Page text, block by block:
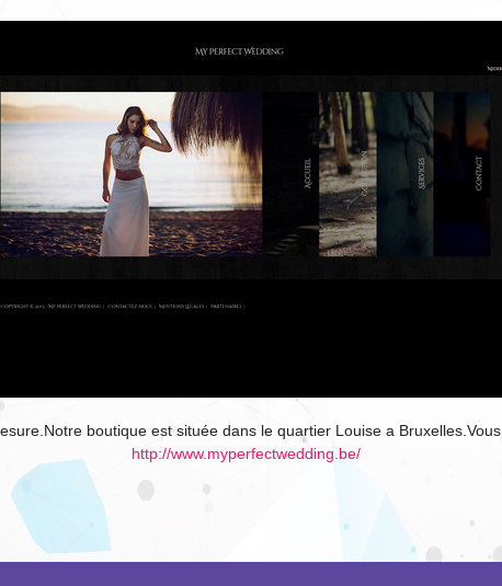
boutique est située dans le quartier Louise a
http://www.myperfectwedding.be/